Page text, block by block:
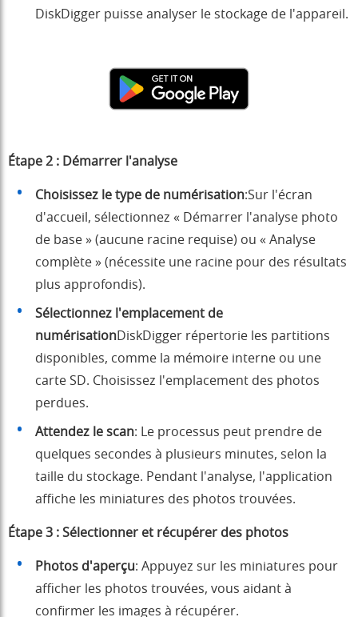
DiskDigger puisse analyser le stockage de l'appareil.
Étape 2 : Démarrer l'analyse
Choisissez le type de numérisation:Sur l'écran
d'accueil, sélectionnez « Démarrer l'analyse photo
de base » (aucune racine requise) ou « Analyse
complète » (nécessite une racine pour des résultats
plus approfondis).
Sélectionnez l'emplacement de
numérisation DiskDigger répertorie les partitions
disponibles, comme la mémoire interne ou une
carte SD. Choisissez l'emplacement des photos
perdues.
Attendez le scan: Le processus peut prendre de
quelques secondes à plusieurs minutes, selon la
taille du stockage. Pendant l'analyse, l'application
affiche les miniatures des photos trouvées.
Étape 3 : Sélectionner et récupérer des photos
Photos d'aperçu: Appuyez sur les miniatures pour
afficher les photos trouvées, vous aidant à
confirmer les images à récupérer.